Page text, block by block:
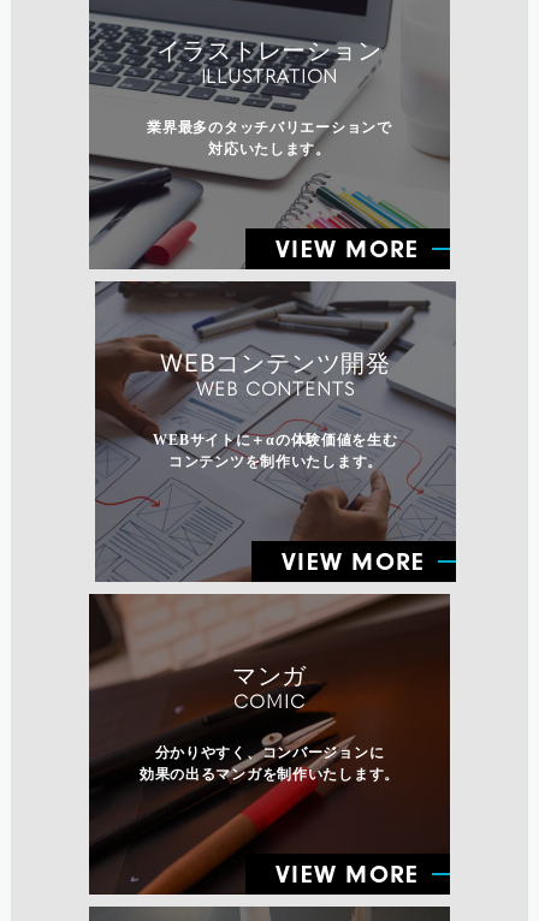
イラストレーション
ILLUSTRATION
業界最多のタッチバリエーションで
対応いたします。
VIEW MORE
WEBコンテンツ開発
WEB CONTENTS
WEBサイトに＋αの体験価値を生む
コンテンツを制作いたします。
VIEW MORE
マンガ
COMIC
分かりやすく、コンバージョンに
効果の出るマンガを制作いたします。
VIEW MORE